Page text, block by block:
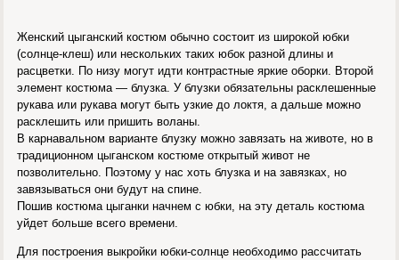
Женский цыганский костюм обычно состоит из широкой юбки
(солнце-клеш) или нескольких таких юбок разной длины и
расцветки. По низу могут идти контрастные яркие оборки. Второй
элемент костюма — блузка. У блузки обязательны расклешенные
рукава или рукава могут быть узкие до локтя, а дальше можно
расклешить или пришить воланы.
В карнавальном варианте блузку можно завязать на животе, но в
традиционном цыганском костюме открытый живот не
позволительно. Поэтому у нас хоть блузка и на завязках, но
завязываться они будут на спине.
Пошив костюма цыганки начнем с юбки, на эту деталь костюма
уйдет больше всего времени.
Для построения выкройки юбки-солнце необходимо рассчитать